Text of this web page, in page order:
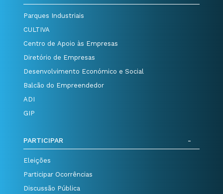
Parques Industriais
CULTIVA
Centro de Apoio às Empresas
Diretório de Empresas
Desenvolvimento Económico e Social
Balcão do Empreendedor
ADI
GIP
PARTICIPAR
Eleições
Participar Ocorrências
Discussão Pública